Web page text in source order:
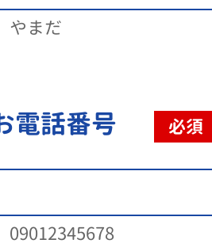
やまだ
電話番号 必須
09012345678